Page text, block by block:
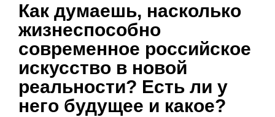
Как думаешь, насколько
жизнеспособно
современное российское
искусство в новой
реальности? Есть ли у
него будущее и какое?